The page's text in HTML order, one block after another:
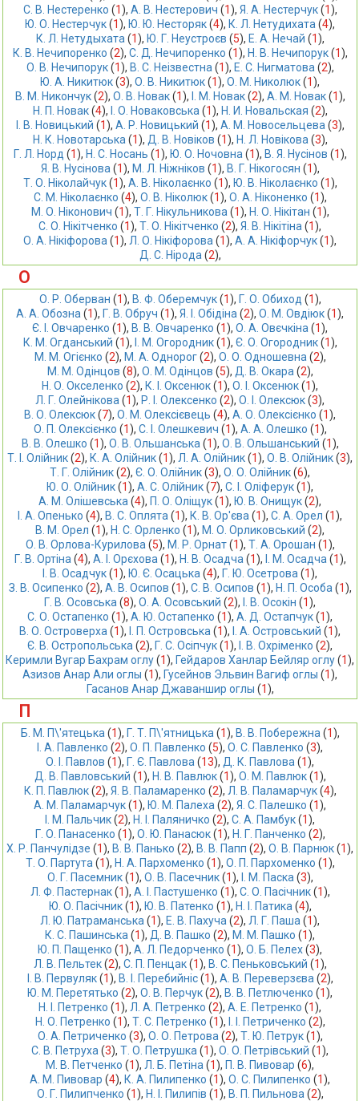
С. В. Нестеренко (1), А. В. Нестерович (1), Я. А. Нестерчук (1),
Ю. О. Нестерчук (1), Ю. Ю. Несторяк (4), К. Л. Нетудихата (4),
К. Л. Нетудыхата (1), Ю. Г. Неустроєв (5), Е. А. Нечай (1),
К. В. Нечипоренко (2), С. Д. Нечипоренко (1), Н. В. Нечипорук (1),
О. В. Нечипорук (1), В. С. Неізвестна (1), Е. С. Нигматова (2),
Ю. А. Никитюк (3), О. В. Никитюк (1), О. М. Николюк (1),
В. М. Никончук (2), О. В. Новак (1), І. М. Новак (2), А. М. Новак (1),
Н. П. Новак (4), І. О. Новаковська (1), Н. И. Новальская (2),
І. В. Новицький (1), А. Р. Новицький (1), А. М. Новосельцева (3),
Н. К. Новотарська (1), Д. В. Новіков (1), Н. Л. Новікова (3),
Г. Л. Норд (1), Н. С. Носань (1), Ю. О. Ночовна (1), В. Я. Нусінов (1),
Я. В. Нусінова (1), М. Л. Ніжніков (1), В. Г. Нікогосян (1),
Т. О. Ніколайчук (1), А. В. Ніколаєнко (1), Ю. В. Ніколаєнко (1),
С. М. Ніколаєнко (4), О. В. Ніколюк (1), О. А. Ніконенко (1),
М. О. Ніконович (1), Т. Г. Нікульникова (1), Н. О. Нікітан (1),
С. О. Нікітченко (1), Т. О. Нікітченко (2), Я. В. Нікітіна (1),
О. А. Нікіфорова (1), Л. О. Нікіфорова (1), А. А. Нікіфорчук (1),
Д. С. Нірода (2),
О
О. Р. Оберван (1), В. Ф. Оберемчук (1), Г. О. Обиход (1),
А. А. Обозна (1), Г. В. Обруч (1), Я. І. Обідіна (2), О. М. Овдіюк (1),
Є. І. Овчаренко (1), В. В. Овчаренко (1), О. А. Овєчкіна (1),
К. М. Огданський (1), І. М. Огородник (1), Є. О. Огородник (1),
М. М. Огієнко (2), М. А. Однорог (2), О. О. Одношевна (2),
М. М. Одінцов (8), О. М. Одінцов (5), Д. В. Окара (2),
Н. О. Окселенко (2), К. І. Оксенюк (1), О. І. Оксенюк (1),
Л. Г. Олейнікова (1), Р. І. Олексенко (2), О. І. Олексюк (3),
В. О. Олексюк (7), О. М. Олексієвець (4), А. О. Олексієнко (1),
О. П. Олексієнко (1), С. І. Олешкевич (1), А. А. Олешко (1),
В. В. Олешко (1), О. В. Ольшанська (1), О. В. Ольшанський (1),
Т. І. Олійник (2), К. А. Олійник (1), Л. А. Олійник (1), О. В. Олійник (3),
Т. Г. Олійник (2), Є. О. Олійник (3), О. О. Олійник (6),
Ю. О. Олійник (1), А. С. Олійник (7), С. І. Оліферук (1),
А. М. Олішевська (4), П. О. Оліщук (1), Ю. В. Онищук (2),
І. А. Опенько (4), В. С. Оплята (1), К. В. Ор'єва (1), С. А. Орел (1),
В. М. Орел (1), Н. С. Орленко (1), М. О. Орликовський (2),
О. В. Орлова-Курилова (5), М. Р. Орнат (1), Т. А. Орошан (1),
Г. В. Ортіна (4), А. І. Орєхова (1), Н. В. Осадча (1), І. М. Осадча (1),
І. В. Осадчук (1), Ю. Є. Осацька (4), Г. Ю. Осетрова (1),
З. В. Осипенко (2), А. В. Осипов (1), С. В. Осипов (1), Н. П. Особа (1),
Г. В. Осовська (8), О. А. Осовський (2), І. В. Осокін (1),
С. О. Остапенко (1), А. Ю. Остапенко (1), А. Д. Остапчук (1),
В. О. Островерха (1), І. П. Островська (1), І. А. Островський (1),
Є. В. Остропольська (2), Г. С. Осіпчук (1), І. В. Охріменко (2),
Керимли Вугар Бахрам оглу (1), Гейдаров Ханлар Бейляр оглу (1),
Азизов Анар Али оглы (1), Гусейнов Эльвин Вагиф оглы (1),
Гасанов Анар Джаваншир оглы (1),
П
Б. М. П\'ятецька (1), Г. Т. П\'ятницька (1), В. В. Пoбережнa (1),
І. А. Павленко (2), О. П. Павленко (5), О. С. Павленко (3),
О. І. Павлов (1), Г. Є. Павлова (13), Д. К. Павлова (1),
Д. В. Павловський (1), Н. В. Павлюк (1), О. М. Павлюк (1),
К. П. Павлюк (2), Я. В. Паламаренко (2), Л. В. Паламарчук (4),
А. М. Паламарчук (1), Ю. М. Палеха (2), Я. С. Палешко (1),
І. М. Пальчик (2), Н. І. Паляничко (2), С. А. Памбук (1),
Г. О. Панасенко (1), О. Ю. Панасюк (1), Н. Г. Панченко (2),
Х. Р. Панчулідзе (1), В. В. Панько (2), В. В. Папп (2), О. В. Парнюк (1),
Т. О. Партута (1), Н. А. Пархоменко (1), О. П. Пархоменко (1),
О. Г. Пасемник (1), О. В. Пасечник (1), І. М. Паска (3),
Л. Ф. Пастернак (1), А. І. Пастушенко (1), С. О. Пасічник (1),
Ю. О. Пасічник (1), Ю. В. Патенко (1), Н. І. Патика (4),
Л. Ю. Патраманська (1), Е. В. Пахуча (2), Л. Г. Паша (1),
К. С. Пашинська (1), Д. В. Пашко (2), М. М. Пашко (1),
Ю. П. Пащенко (1), А. Л. Педорченко (1), О. Б. Пелех (3),
Л. В. Пельтек (2), С. П. Пенцак (1), В. С. Пеньковський (1),
І. В. Первуляк (1), В. І. Перебийніс (1), А. В. Переверзєва (2),
Ю. М. Перетятько (2), О. В. Перчук (2), В. В. Петлюченко (1),
Н. І. Петренко (1), Л. А. Петренко (2), А. Е. Петренко (1),
Н. О. Петренко (1), Т. С. Петренко (1), І. І. Петриченко (2),
О. А. Петриченко (3), О. О. Петрова (2), Т. Ю. Петрук (1),
С. В. Петруха (3), Т. О. Петрушка (1), О. О. Петрівський (1),
М. В. Петченко (1), Л. Б. Петіна (1), П. В. Пивовар (6),
А. М. Пивовар (4), К. А. Пилипенко (1), О. С. Пилипенко (1),
О. Г. Пилипченко (1), Н. І. Пилипів (1), В. П. Пильнова (2),